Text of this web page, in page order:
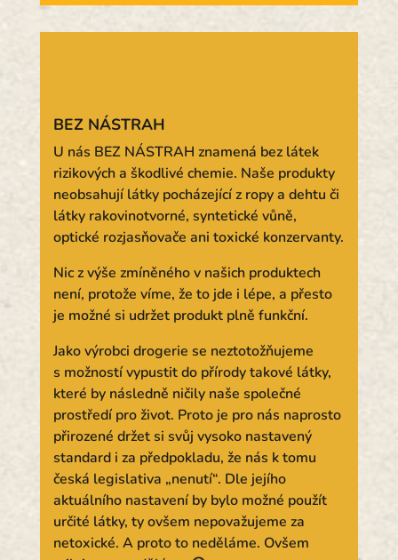
BEZ NÁSTRAH
U nás BEZ NÁSTRAH znamená bez látek
rizikových a škodlivé chemie. Naše produkty
neobsahují látky pocházející z ropy a dehtu či
látky rakovinotvorné, syntetické vůně,
optické rozjasňovače ani toxické konzervanty.
Nic z výše zmíněného v našich produktech
není, protože víme, že to jde i lépe, a přesto
je možné si udržet produkt plně funkční.
Jako výrobci drogerie se neztotožňujeme
s možností vypustit do přírody takové látky,
které by následně ničily naše společné
prostředí pro život. Proto je pro nás naprosto
přirozené držet si svůj vysoko nastavený
standard i za předpokladu, že nás k tomu
česká legislativa „nenutí“. Dle jejího
aktuálního nastavení by bylo možné použít
určité látky, ty ovšem nepovažujeme za
netoxické. A proto to neděláme. Ovšem